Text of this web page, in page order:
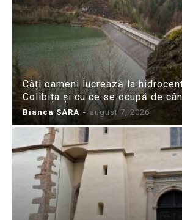
Câți oameni lucrează la
Colibița și cu ce se ocupă de
Bianca SARA - august 7, 2026